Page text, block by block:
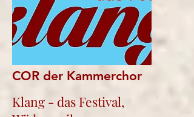
COR der Kammerchor
Klang - das Festival,